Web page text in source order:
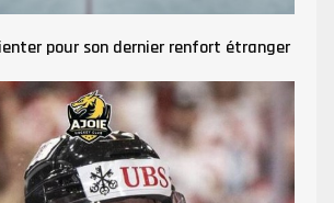
pour son dernier renfort étranger